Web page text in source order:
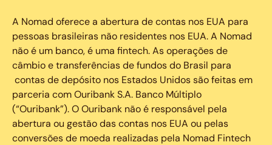
A Nomad oferece a abertura de contas nos EUA para
pessoas brasileiras não residentes nos EUA. A Nomad
não é um banco, é uma fintech. As operações de
câmbio e transferências de fundos do Brasil para
contas de depósito nos Estados Unidos são feitas em
parceria com Ouribank S.A. Banco Múltiplo
(“Ouribank”). O Ouribank não é responsável pela
abertura ou gestão das contas nos EUA ou pelas
conversões de moeda realizadas pela Nomad Fintech